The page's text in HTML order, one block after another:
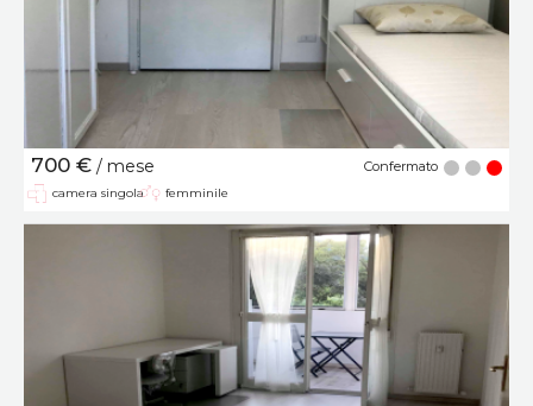
700 € / mese Confermato
camera singola femminile